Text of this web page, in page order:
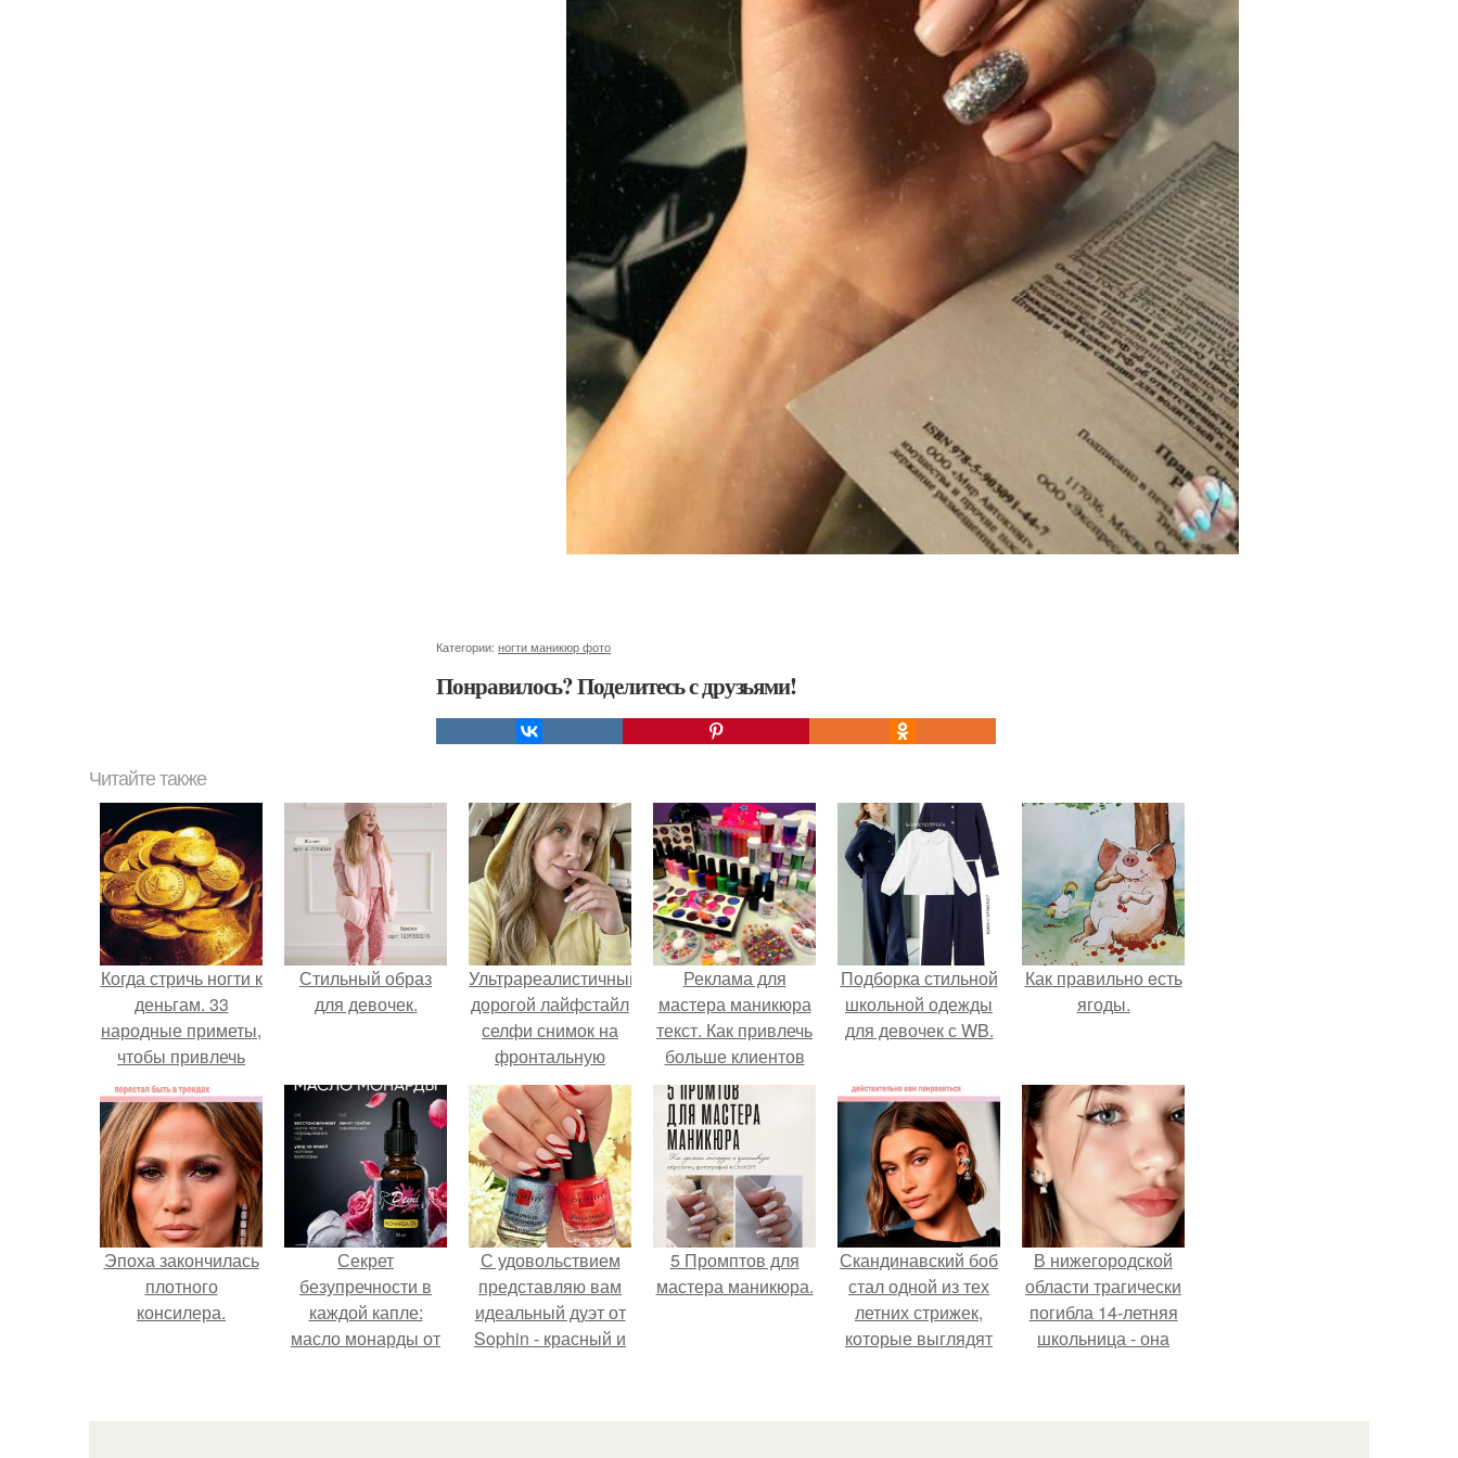
Категории: ногти маникюр фото
Понравилось? Поделитесь с друзьями!
Читайте также
Когда стричь ногти к
деньгам. 33
народные приметы,
чтобы привлечь
деньги в дом.
Стильный образ
для девочек.
Ультрареалистичный
дорогой лайфстайл
селфи снимок на
фронтальную
камеру.
Реклама для
мастера маникюра
текст. Как привлечь
больше клиентов
на маникюр
Подборка стильной
школьной одежды
для девочек с WB.
Как правильно eсть
ягоды.
Эпоха закончилась
плотного
консилера.
Секрет
безупречности в
каждой капле:
масло монарды от
С удовольствием
представляю вам
идеальный дуэт от
Sophin - красный и
номер 0262.
5 Промптов для
мастера маникюра.
Скандинавский боб
стал одной из тех
летних стрижек,
которые выглядят
В нижегородской
области трагически
погибла 14-летняя
школьница - она
к контрольной по